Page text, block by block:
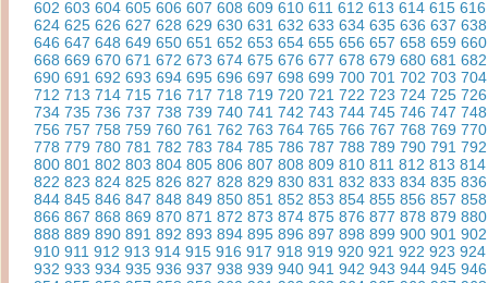
602 603 604 605 606607 608 609 610 611 612 613 614 615 616
624 625 626 627 628 629 630 631 632 633 634 635 636 637 638
646 647 648 649 650 651 652 653 654 655 656 657 658 659 660
668 669 670 671 672 673 674 675 676 677 678 679 680 681 682
690 691 692 693 694 695 696 697 698 699 700 701 702 703 704
712 713 714 715 716 717 718 719 720 721 722 723 724 725 726
734 735 736 737 738 739 740 741 742 743 744 745 746 747 748
756 757 758 759 760 761 762 763 764 765 766 767 768 769 770
778 779 780 781 782 783 784 785 786 787 788 789 790 791 792
800 801 802 803 804 805 806 807 808 809 810 811 812 813 814
822 823 824 825 826 827 828 829 830 831 832 833 834 835 836
844 845 846 847 848 849 850 851 852 853 854 855 856 857 858
866 867 868 869 870 871 872 873 874 875 876 877 878 879 880
888 889 890 891 892 893 894 895 896 897 898 899 900 901 902
910 911 912 913 914 915 916 917 918 919 920 921 922 923 924
932 933 934 935 936 937 938 939 940 941 942 943 944 945 946